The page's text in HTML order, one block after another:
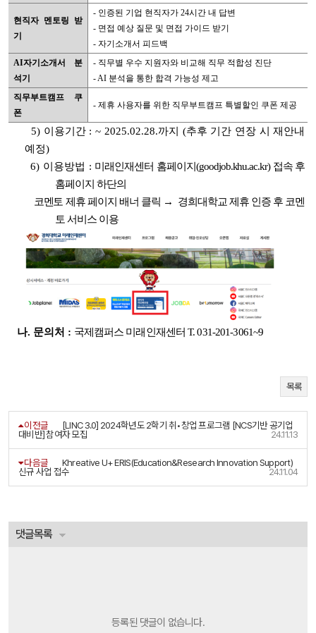
현직자 멘토링 받
기
- 인증된 기업 현직자가 24시간 내 답변
- 면접 예상 질문 및 면접 가이드 받기
- 자기소개서 피드백
AI자기소개서 분
석기
- 직무별 우수 지원자와 비교해 직무 적합성 진단
- AI 분석을 통한 합격 가능성 제고
직무부트캠프 쿠
폰
- 제휴 사용자를 위한 직무부트캠프 특별할인 쿠폰 제공
5) 이용기간 :~ 2025.02.28.까지 (추후 기간 연장 시 재안내
예정)
6) 이용방법 : 미래인재센터 홈페이지(goodjob.khu.ac.kr) 접속 후
홈페이지 하단의
코멘토 제휴 페이지 배너 클릭 → 경희대학교 제휴 인증 후 코멘
토 서비스 이용
나. 문의처 : 국제캠퍼스 미래인재센터 T. 031-201-3061~9
목록
이전글
[LINC 3.0] 2024학년도 2학기 취•창업 프로그램 [NCS기반 공기업
대비반] 참여자 모집
24.11.13
다음글
Khreative U+ ERIS(Education&Research Innovation Support)
신규 사업 접수
24.11.04
댓글목록
등록된 댓글이 없습니다.